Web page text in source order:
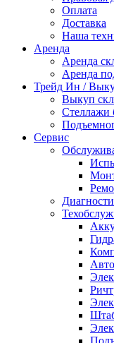
Оплата
Доставка
Наша
Аренда
Аренда
Аренда
Трейд Ин /
Выкуп
Стеллажи
Сервис